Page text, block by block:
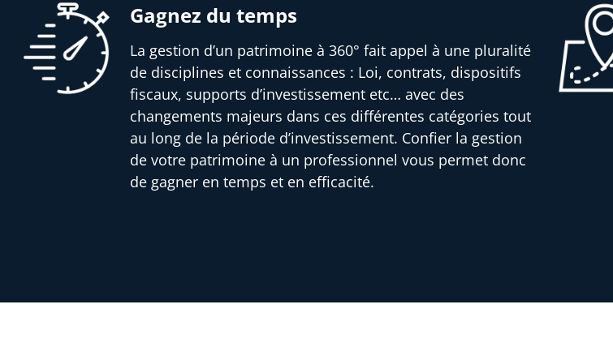
Gagnez du temps
La gestion d’un patrimoine à 360° fait appel à une pluralité
de disciplines et connaissances : Loi, contrats, dispositifs
fiscaux, supports d’investissement etc… avec des
changements majeurs dans ces différentes catégories tout
au long de la période d’investissement. Confier la gestion
de votre patrimoine à un professionnel vous permet donc
de gagner en temps et en efficacité.